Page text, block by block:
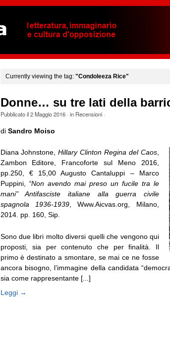
Currently viewing the tag: "Condoleeza Rice"
Donne… su tre lati della
Pubblicato il2 Maggio 2016· in Recensioni·
di Sandro Moiso
Diana Johnstone,Hillary Clinton Regina del Caos,
Zambon Editore, Francoforte sul Meno 2016,
pp.250, € 15,00 Augusto Cantaluppi – Marco
Puppini, “Non avendo mai preso un fucile tra le
mani” Antifasciste italiane alla guerra civile
spagnola 1936-1939 , Www.Aicvas.org, Milano,
2014. pp. 160, Sip.
Sono due libri molto diversi quelli che vengono qui
proposti, sia per contenuto che per finalità. Il
primo è destinato a smontare, se mai ce ne fosse
ancora bisogno, l’immagine della candidata
sia come rappresentante [...]
Leggi →